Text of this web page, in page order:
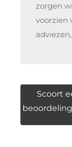
zorgen
voorzien
Scoort